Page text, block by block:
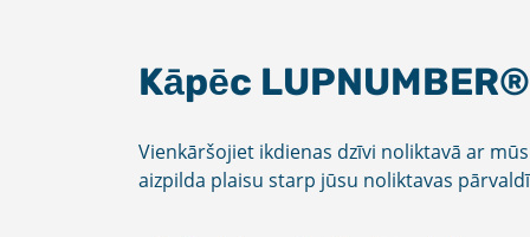
Kāpēc LUPNUMBER®
Vienkāršojiet ikdienas dzīvi noliktavā ar
aizpilda plaisu starp jūsu noliktavas